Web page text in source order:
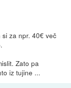
za npr. 40€ več
Zato pa
iz tujine ...